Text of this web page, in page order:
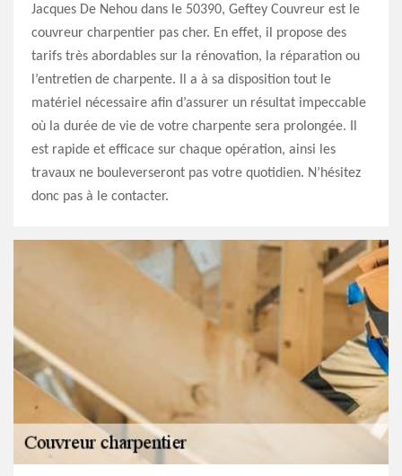
Jacques De Nehou dans le 50390, Geftey Couvreur est le
couvreur charpentier pas cher. En effet, il propose des
tarifs très abordables sur la rénovation, la réparation ou
l’entretien de charpente. Il a à sa disposition tout le
matériel nécessaire afin d’assurer un résultat impeccable
où la durée de vie de votre charpente sera prolongée. Il
est rapide et efficace sur chaque opération, ainsi les
travaux ne bouleverseront pas votre quotidien. N’hésitez
donc pas à le contacter.